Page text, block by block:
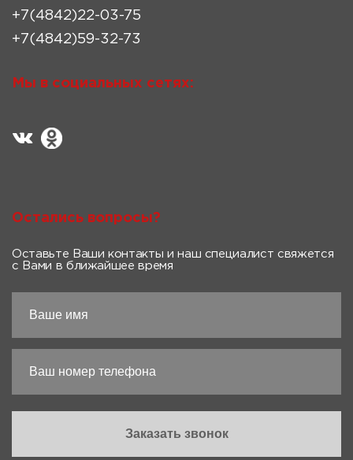
+7(4842)22-03-75
+7(4842)59-32-73
Мы в социальных сетях:
Остались вопросы?
Оставьте Ваши контакты и наш специалист свяжется
с Вами в ближайшее время